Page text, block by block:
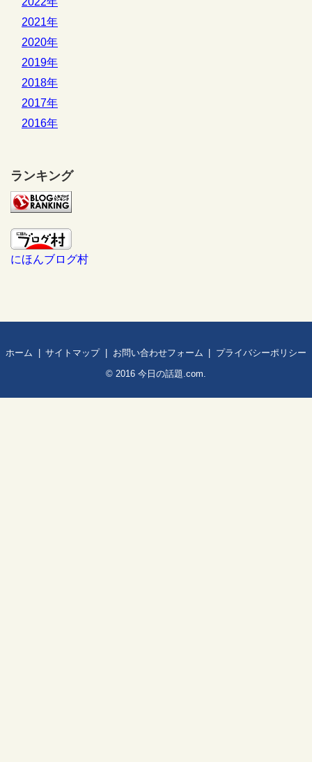
2021年
2020年
2019年
2018年
2017年
2016年
ランキング
にほんブログ村
ホーム サイトマップ お問い合わせフォーム
プライバシーポリシー
© 2016 今日の話題.com.